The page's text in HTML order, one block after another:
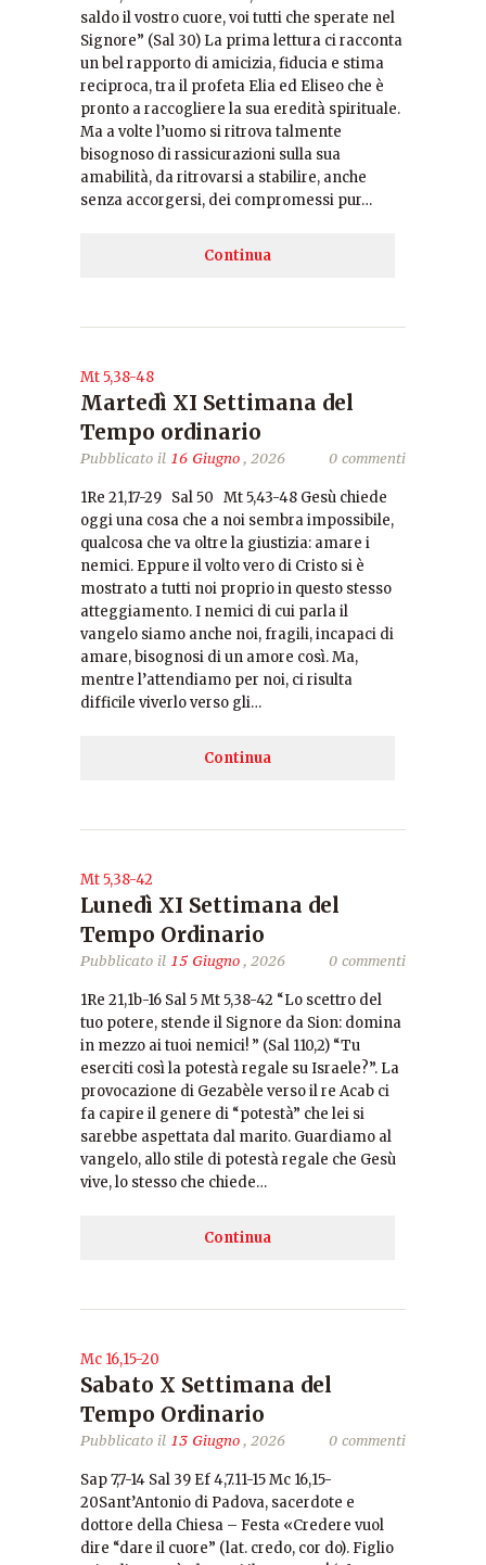
saldo il vostro cuore, voi tutti che sperate nel
Signore” (Sal 30) La prima lettura ci racconta
un bel rapporto di amicizia, fiducia e stima
reciproca, tra il profeta Elia ed Eliseo che è
pronto a raccogliere la sua eredità spirituale.
Ma a volte l’uomo si ritrova talmente
bisognoso di rassicurazioni sulla sua
amabilità, da ritrovarsi a stabilire, anche
senza accorgersi, dei compromessi pur…
Continua
Mt 5,38-48
Martedì XI Settimana del
Tempo ordinario
Pubblicato il 16 Giugno, 2026 0 commenti
1Re 21,17-29 Sal 50 Mt 5,43-48 Gesù chiede
oggi una cosa che a noi sembra impossibile,
qualcosa che va oltre la giustizia: amare i
nemici. Eppure il volto vero di Cristo si è
mostrato a tutti noi proprio in questo stesso
atteggiamento. I nemici di cui parla il
vangelo siamo anche noi, fragili, incapaci di
amare, bisognosi di un amore così. Ma,
mentre l’attendiamo per noi, ci risulta
difficile viverlo verso gli…
Continua
Mt 5,38-42
Lunedì XI Settimana del
Tempo Ordinario
Pubblicato il 15 Giugno, 2026 0 commenti
1Re 21,1b-16 Sal 5 Mt 5,38-42 “Lo scettro del
tuo potere, stende il Signore da Sion: domina
in mezzo ai tuoi nemici! ” (Sal 110,2) “Tu
eserciti così la potestà regale su Israele?”. La
provocazione di Gezabèle verso il re Acab ci
fa capire il genere di “potestà” che lei si
sarebbe aspettata dal marito. Guardiamo al
vangelo, allo stile di potestà regale che Gesù
vive, lo stesso che chiede…
Continua
Mc 16,15-20
Sabato X Settimana del
Tempo Ordinario
Pubblicato il 13 Giugno, 2026 0 commenti
Sap 7,7-14 Sal 39 Ef 4,7.11-15 Mc 16,15-
20Sant’Antonio di Padova, sacerdote e
dottore della Chiesa – Festa «Credere vuol
dire “dare il cuore” (lat. credo, cor do). Figlio